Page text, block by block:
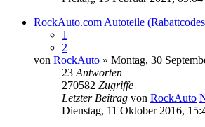
RockAuto.com Autoteile
1
2
von RockAuto » Montag, 30
23 Antworten
270582 Zugriffe
Letzter Beitrag von RockAuto
Dienstag, 11 Oktober 2016,